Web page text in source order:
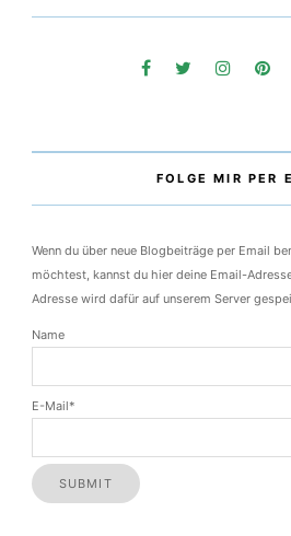
FOLGE MIR PER
Wenn du über neue Blogbeiträge per Email
möchtest, kannst du hier deine Email-
Adresse wird dafür auf unserem Server
Name
E-Mail*